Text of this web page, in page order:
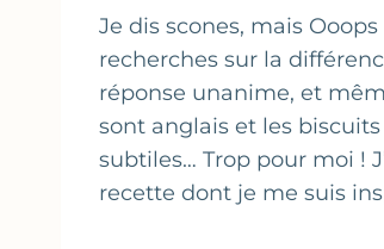
Je dis scones, mais
recherches sur la
réponse unanime, et
sont anglais et les
subtiles… Trop pour moi !
recette dont je me suis